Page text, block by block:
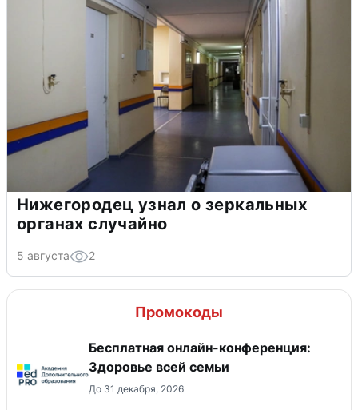
Нижегородец узнал о зеркальных
органах случайно
5 августа 2
Промокоды
Бесплатная онлайн-конференция:
Здоровье всей семьи
До 31 декабря, 2026